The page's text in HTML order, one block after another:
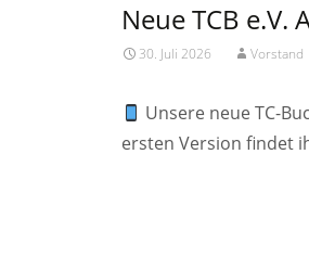
Neue TCB e.V.
30. Juli 2026 Vorstand
Unsere neue TC-
ersten Version findet